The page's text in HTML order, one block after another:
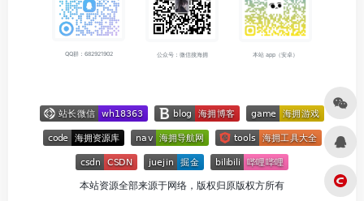
QQ群：682921902 公众号：微信搜海拥 本站 app（安卓）
本站资源全部来源于网络，版权归原版权方所有